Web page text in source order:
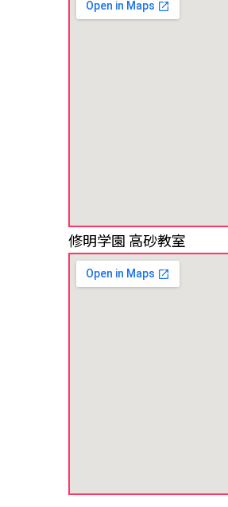
修明学園 高砂教室